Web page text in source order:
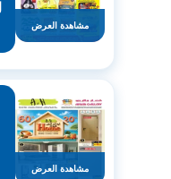
مشاهدة العرض
مشاهدة العرض